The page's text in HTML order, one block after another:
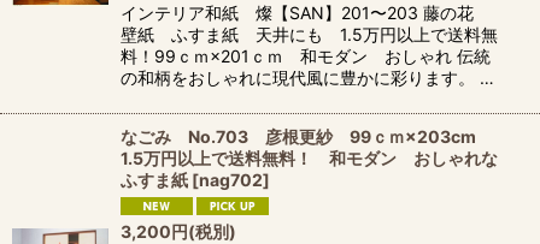
インテリア和紙 燦【SAN】201〜203 藤の花
壁紙 ふすま紙 天井にも 1.5万円以上で送料無
料！99ｃｍ×201ｃｍ 和モダン おしゃれ 伝統
の和柄をおしゃれに現代風に豊かに彩ります。 …
なごみ No.703 彦根更紗 99ｃｍ×203cm
1.5万円以上で送料無料！ 和モダン おしゃれな
ふすま紙 [nag702]
3,200円(税別)